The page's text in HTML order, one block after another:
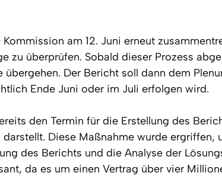
am 12. Juni erneut
zu überprüfen. Sobald dieser Prozess
Der Bericht soll dann dem
Ende Juni oder im Juli erfolgen wird.
den Termin für die Erstellung des
Diese Maßnahme wurde ergriffen,
des Berichts und die Analyse der
da es um einen Vertrag über vier